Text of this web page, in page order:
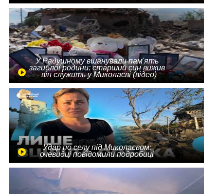
У Радушному вшанували пам'ять
загиблої родини: старший син вижив
- він служить у Миколаєві (відео)
Удар по селу під Миколаєвом:
очевидці повідомили подробиці